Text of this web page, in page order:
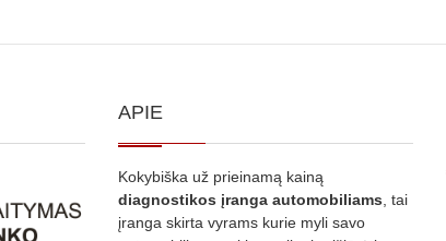
APIE
Kokybiška už prieinamą kainą
diagnostikos įranga automobiliams, tai
įranga skirta vyrams kurie myli savo